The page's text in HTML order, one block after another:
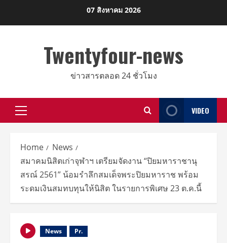
07 สิงหาคม 2026
Twentyfour-news
ข่าวสารตลอด 24 ชั่วโมง
Primary
VIDEO
Home
News
สมาคมนิสิตเก่าจุฬาฯ เตรียมจัดงาน “ปิยมหาราชานุ
สรณ์ 2561” น้อมรำลึกสมเด็จพระปิยมหาราช พร้อม
ระดมเงินสมทบทุนให้นิสิต ในรายการพิเศษ 23 ต.ค.นี้
News Pr.